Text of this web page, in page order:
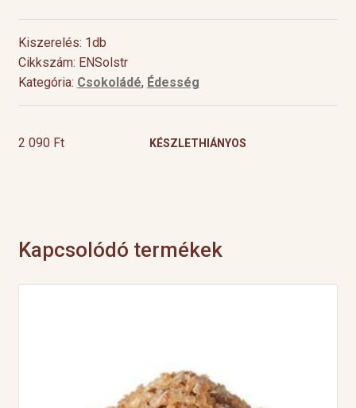
Kiszerelés: 1db
Cikkszám: ENSolstr
Kategória: Csokoládé, Édesség
2 090 Ft KÉSZLETHIÁNYOS
Kapcsolódó termékek